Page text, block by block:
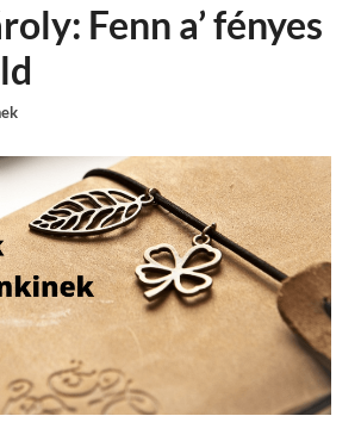
Fenn a’ fényes